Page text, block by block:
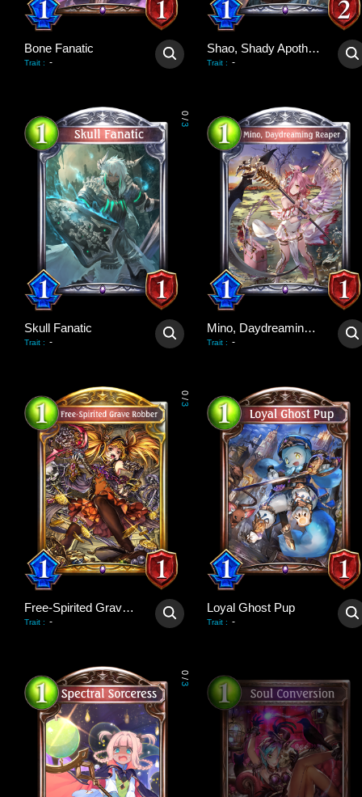
Bone Fanatic
Trait : -
Shao, Shady Apothecary
Trait : -
0
/
3
Skull Fanatic
Trait : -
Mino, Daydreaming Reaper
Trait : -
0
/
3
Free-Spirited Grave Robber
Trait : -
Loyal Ghost Pup
Trait : -
0
/
3